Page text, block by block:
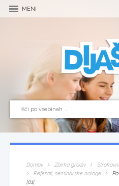
MENI
Domov Zbirka gradiv
Referati, seminarske naloge
[01]